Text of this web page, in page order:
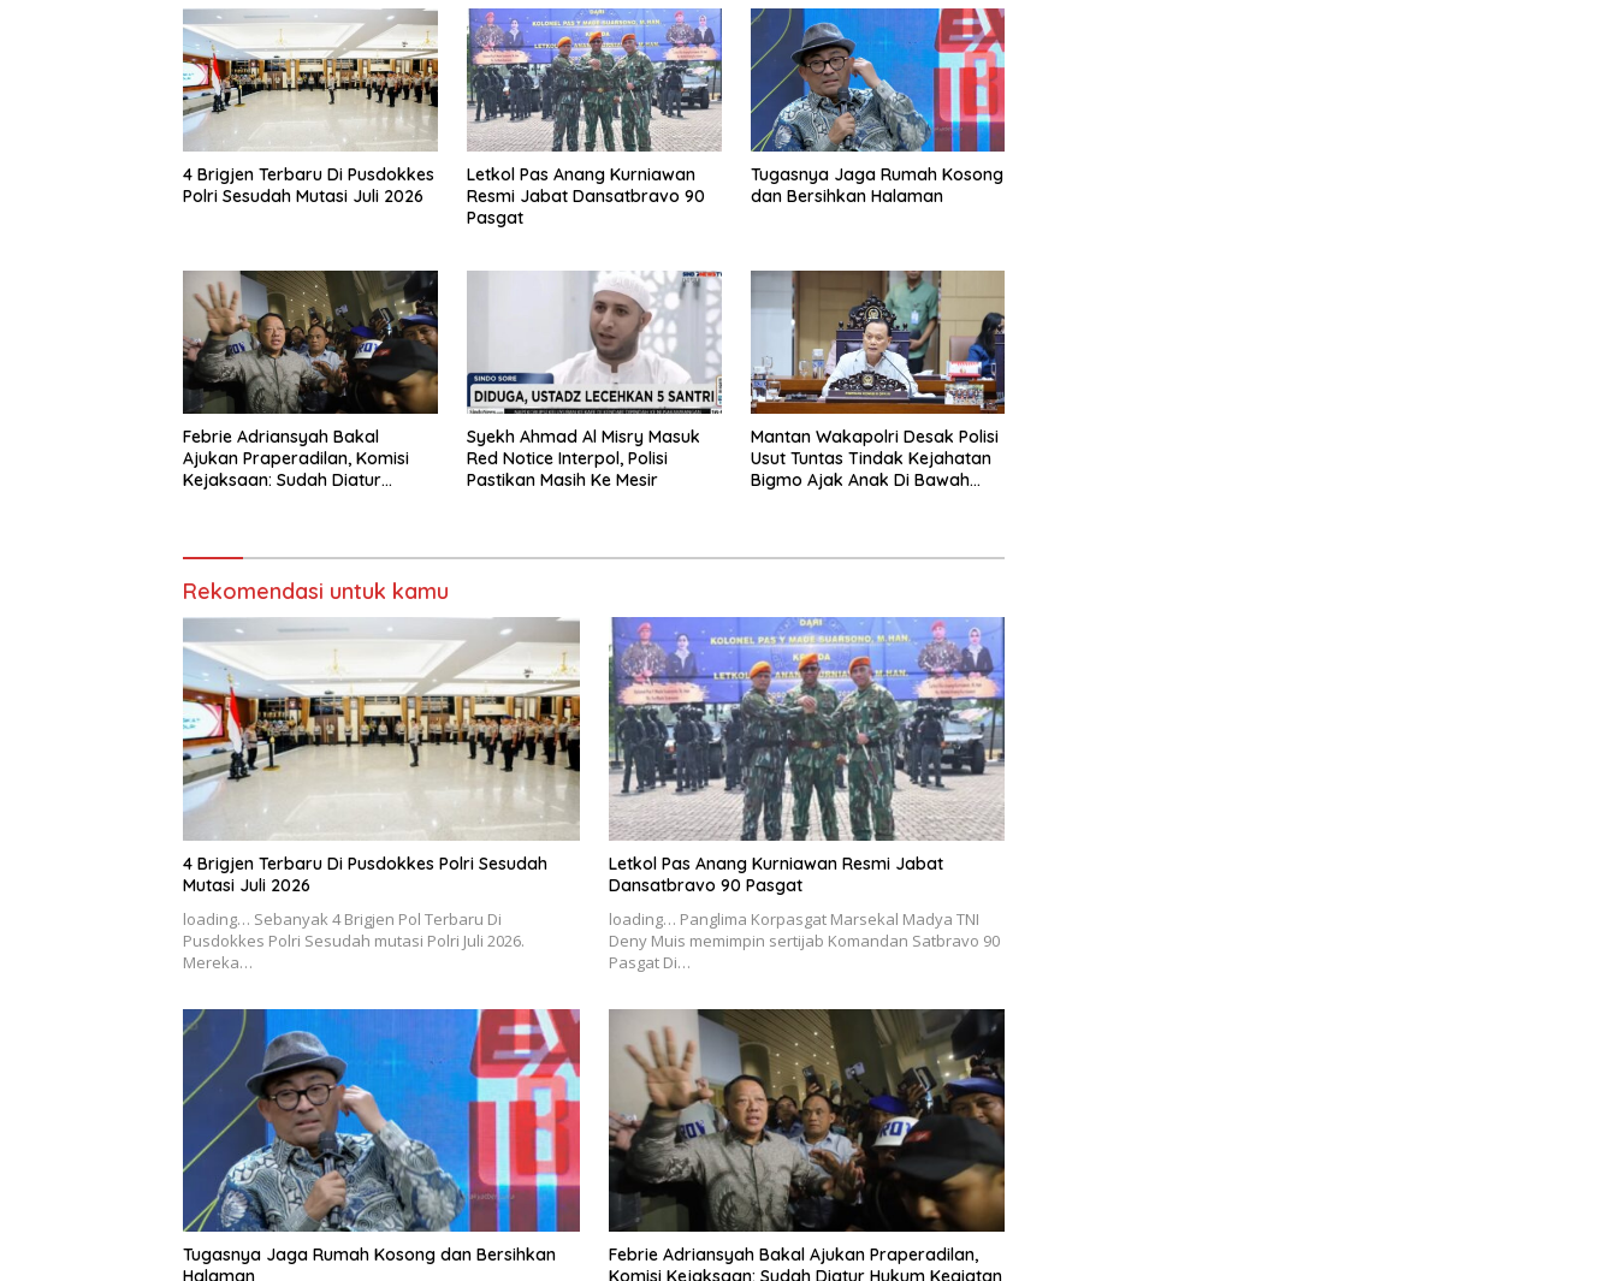
4 Brigjen Terbaru Di Pusdokkes
Polri Sesudah Mutasi Juli 2026
Letkol Pas Anang Kurniawan
Resmi Jabat Dansatbravo 90
Pasgat
Tugasnya Jaga Rumah Kosong
dan Bersihkan Halaman
Febrie Adriansyah Bakal
Ajukan Praperadilan, Komisi
Kejaksaan: Sudah Diatur
Syekh Ahmad Al Misry Masuk
Red Notice Interpol, Polisi
Pastikan Masih Ke Mesir
Mantan Wakapolri Desak Polisi
Usut Tuntas Tindak Kejahatan
Bigmo Ajak Anak Di Bawah
Rekomendasi untuk kamu
4 Brigjen Terbaru Di Pusdokkes Polri Sesudah
Mutasi Juli 2026
loading… Sebanyak 4 Brigjen Pol Terbaru Di
Pusdokkes Polri Sesudah mutasi Polri Juli 2026.
Mereka…
Letkol Pas Anang Kurniawan Resmi Jabat
Dansatbravo 90 Pasgat
loading… Panglima Korpasgat Marsekal Madya TNI
Deny Muis memimpin sertijab Komandan Satbravo 90
Pasgat Di…
Tugasnya Jaga Rumah Kosong dan Bersihkan
Halaman
Febrie Adriansyah Bakal Ajukan Praperadilan,
Komisi Kejaksaan: Sudah Diatur Hukum Kegiatan